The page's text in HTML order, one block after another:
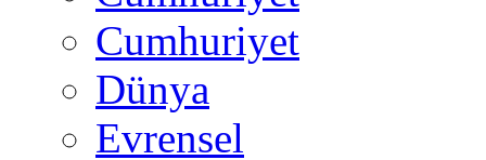
Cumhuriyet
Dünya
Evrensel